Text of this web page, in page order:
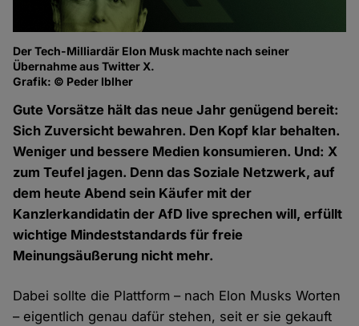
Der Tech-Milliardär Elon Musk machte nach seiner
Übernahme aus Twitter X.
Grafik: © Peder Iblher
Gute Vorsätze hält das neue Jahr genügend bereit:
Sich Zuversicht bewahren. Den Kopf klar behalten.
Weniger und bessere Medien konsumieren. Und: X
zum Teufel jagen. Denn das Soziale Netzwerk, auf
dem heute Abend sein Käufer mit der
Kanzlerkandidatin der AfD live sprechen will, erfüllt
wichtige Mindeststandards für freie
Meinungsäußerung nicht mehr.
Dabei sollte die Plattform – nach Elon Musks Worten
– eigentlich genau dafür stehen, seit er sie gekauft